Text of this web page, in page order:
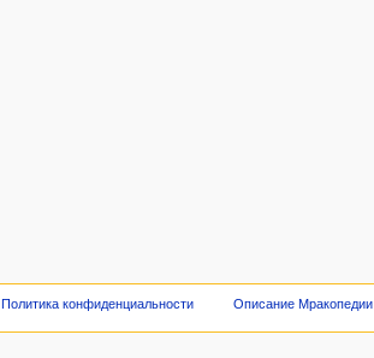
Политика конфиденциальности Описание Мракопедии